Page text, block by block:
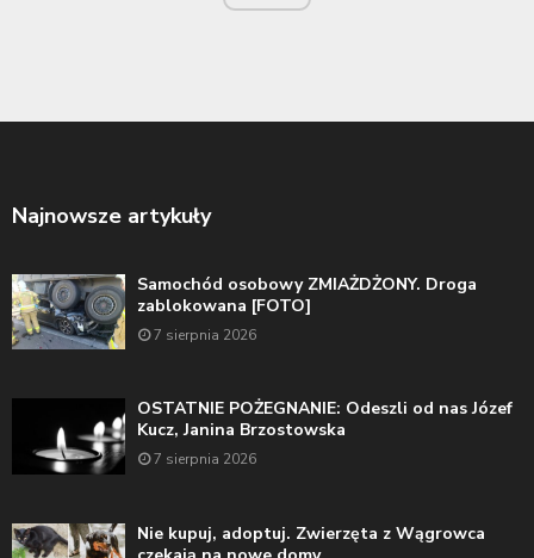
Najnowsze artykuły
Samochód osobowy ZMIAŻDŻONY. Droga
zablokowana [FOTO]
7 sierpnia 2026
OSTATNIE POŻEGNANIE: Odeszli od nas Józef
Kucz, Janina Brzostowska
7 sierpnia 2026
Nie kupuj, adoptuj. Zwierzęta z Wągrowca